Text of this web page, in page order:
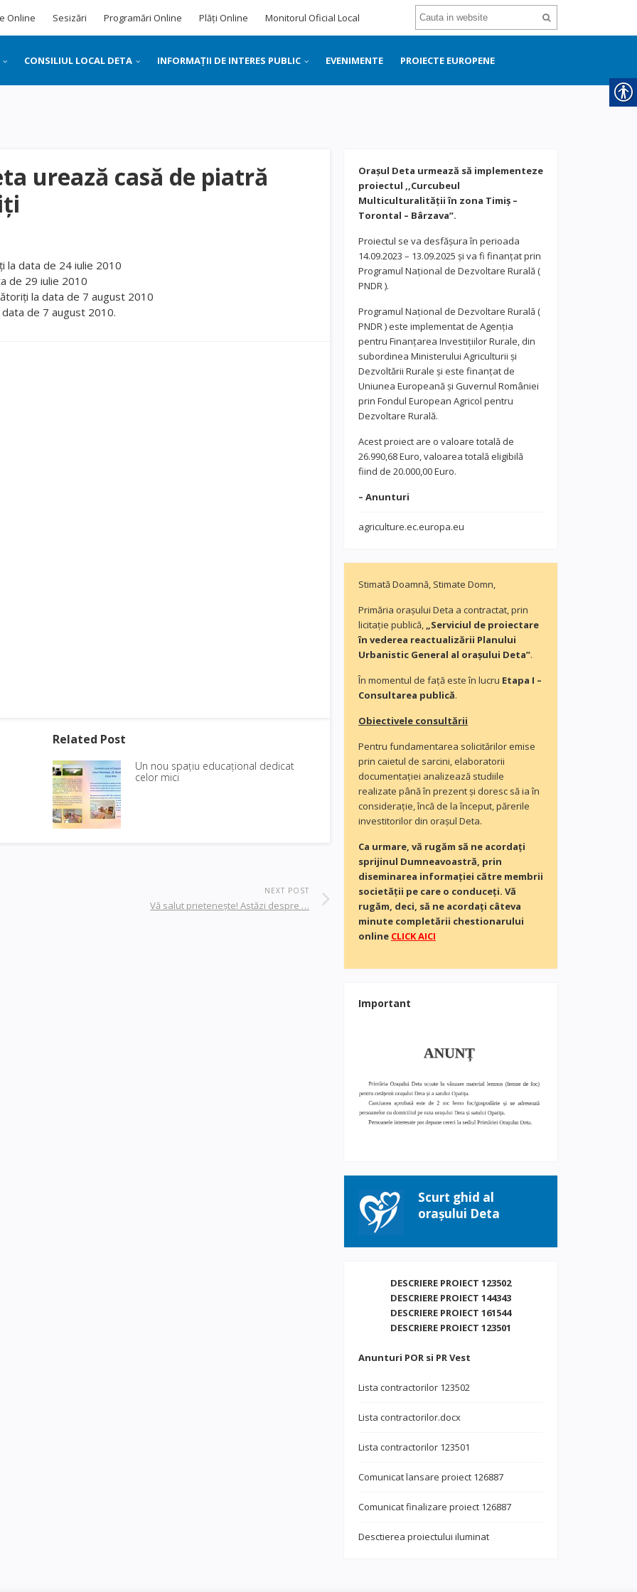
Online Sesizări Programări Online Plăți Online Monitorul Oficial Local
CONSILIUL LOCAL DETA INFORMAȚII DE INTERES PUBLIC EVENIMENTE PROIECTE EUROPENE
urează casă de piatră
la data de 24 iulie 2010
de 29 iulie 2010
la data de 7 august 2010
data de 7 august 2010.
Related Post
Un nou spațiu educațional dedicat
celor mici
NEXT POST
Vă salut prieteneşte! Astăzi despre …
Orașul Deta urmează să implementeze
proiectul ,,Curcubeul
Multiculturalității în zona Timiș –
Torontal – Bârzava”.
Proiectul se va desfășura în perioada
14.09.2023 – 13.09.2025 și va fi finanțat prin
Programul Național de Dezvoltare Rurală (
PNDR ).
Programul Național de Dezvoltare Rurală (
PNDR ) este implementat de Agenția
pentru Finanțarea Investițiilor Rurale, din
subordinea Ministerului Agriculturii și
Dezvoltării Rurale și este finanțat de
Uniunea Europeană și Guvernul României
prin Fondul European Agricol pentru
Dezvoltare Rurală.
Acest proiect are o valoare totală de
26.990,68 Euro, valoarea totală eligibilă
fiind de 20.000,00 Euro.
– Anunturi
agriculture.ec.europa.eu
Stimată Doamnă, Stimate Domn,
Primăria orașului Deta a contractat, prin
licitație publică, „Serviciul de proiectare
în vederea reactualizării Planului
Urbanistic General al orașului Deta”.
În momentul de faţă este în lucru Etapa I –
Consultarea publică.
Obiectivele consultării
Pentru fundamentarea solicitărilor emise
prin caietul de sarcini, elaboratorii
documentaţiei analizează studiile
realizate până în prezent și doresc să ia în
consideraţie, încă de la început, părerile
investitorilor din orașul Deta.
Ca urmare, vă rugăm să ne acordaţi
sprijinul Dumneavoastră, prin
diseminarea informației către membrii
societății pe care o conduceți. Vă
rugăm, deci, să ne acordați câteva
minute completării chestionarului
online CLICK AICI
Important
Scurt ghid al
orașului Deta
DESCRIERE PROIECT 123502
DESCRIERE PROIECT 144343
DESCRIERE PROIECT 161544
DESCRIERE PROIECT 123501
Anunturi POR si PR Vest
Lista contractorilor 123502
Lista contractorilor.docx
Lista contractorilor 123501
Comunicat lansare proiect 126887
Comunicat finalizare proiect 126887
Desctierea proiectului iluminat